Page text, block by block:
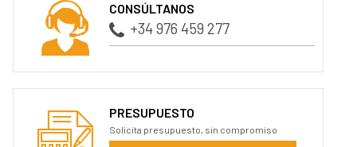
CONSÚLTANOS
+34 976 459 277
PRESUPUESTO
Solicita presupuesto, sin compromiso